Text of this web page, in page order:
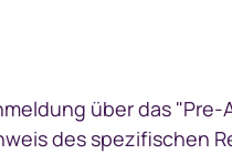
über das "Pre-
des spezifischen